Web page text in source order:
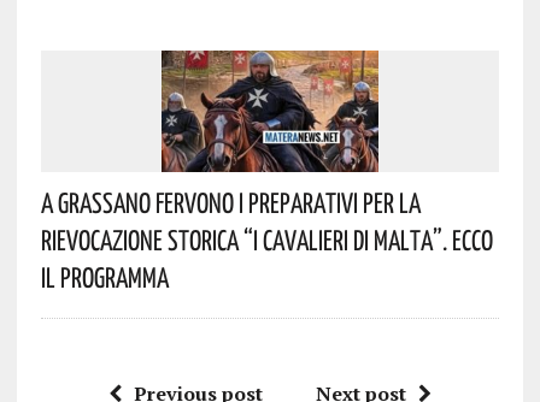
A Grassano Fervono I Preparativi Per La
Rievocazione Storica “I CAVALIERI DI MALTA”. Ecco
Il Programma
Previous post Next post